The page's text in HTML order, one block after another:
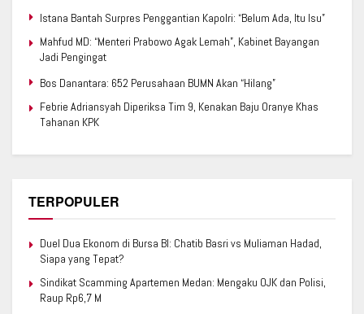
Istana Bantah Surpres Penggantian Kapolri: “Belum Ada, Itu Isu”
Mahfud MD: “Menteri Prabowo Agak Lemah”, Kabinet Bayangan
Jadi Pengingat
Bos Danantara: 652 Perusahaan BUMN Akan “Hilang”
Febrie Adriansyah Diperiksa Tim 9, Kenakan Baju Oranye Khas
Tahanan KPK
TERPOPULER
Duel Dua Ekonom di Bursa BI: Chatib Basri vs Muliaman Hadad,
Siapa yang Tepat?
Sindikat Scamming Apartemen Medan: Mengaku OJK dan Polisi,
Raup Rp6,7 M